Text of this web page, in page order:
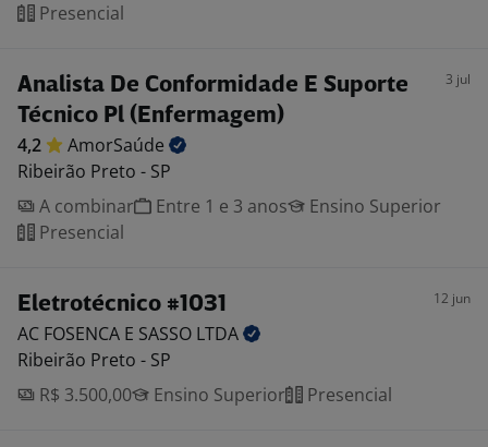
Presencial
Analista De Conformidade E Suporte
Técnico Pl (Enfermagem)
3 jul
4,2
AmorSaúde
Ribeirão Preto - SP
A combinar
Entre 1 e 3 anos
Ensino Superior
Presencial
Eletrotécnico #1031 12 jun
AC FOSENCA E SASSO LTDA
Ribeirão Preto - SP
R$ 3.500,00
Ensino Superior Presencial